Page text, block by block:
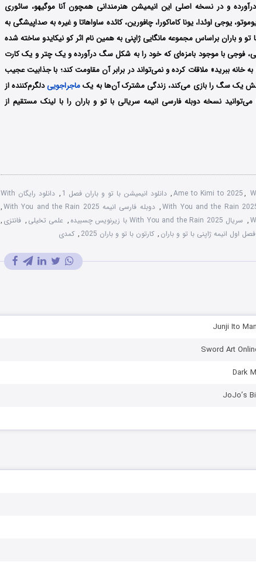
و در نسخه اصلی این انیمیشن هنرمندانی همچونآنا موگیهو،سائوری
یوجی اوئدا،یونا کاماکورا،چافورین،کائده ساواهاتاو غیره به صداپیشگی به
تو و باران براساس مجموعه مانگایی ژاپنی به همین نام اثر کو نیکایدو ساخته شده
فوجی با موجود بامزه‌ای که خود را به شکل سگ درآورده و یک چتر و یک کارت
خانه ببرید» ملاقات کرده و نمی‌تواند در برابر آن مقاومت کند؛ با جذابیت عجیب
یک سگ را بازی می‌کند، زندگی مشترک آن‌ها به یکماجراجوییدلگرم‌کننده از
نسخه دوبله فارسی انیمه سریالی با تو و باران را با لینک مستقیم از
Ame to Kimi to 2025,
, دانلود انیمیشن با تو و باران فصل 1 ,
دانلود رایگان With
, دوبله فارسی انیمه With You and the Rain 2025
,
, سریال With You and the Rain 2025 با زیرنویس چسبیده , علمی تخیلی , فانتزی ,
فصل اول انیمه ژاپنی با تو و باران , کارتون با تو و باران 2025 , کمدی